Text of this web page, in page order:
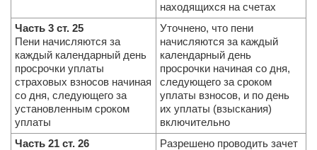
находящихся на счетах
Часть 3 ст. 25
Пени начисляются за
каждый календарный день
просрочки уплаты
страховых взносов начиная
со дня, следующего за
установленным сроком
уплаты
Уточнено, что пени
начисляются за каждый
календарный день
просрочки начиная со дня,
следующего за сроком
уплаты взносов, и по день
их уплаты (взыскания)
включительно
Часть 21 ст. 26
Разрешено проводить зачет